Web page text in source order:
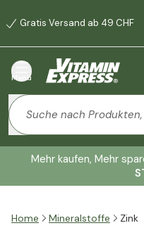
Gratis Versand ab 49 CHF
Menü
Mehr kaufen, Mehr
Home Mineralstoffe Zink